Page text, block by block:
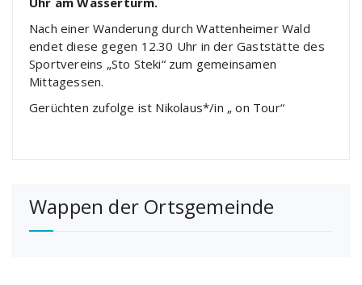
Nach einer Wanderung durch Wattenheimer Wald
endet diese gegen 12.30 Uhr in der Gaststätte des
Sportvereins „Sto Steki“ zum gemeinsamen
Mittagessen.
Gerüchten zufolge ist Nikolaus*/in „ on Tour“
Wappen der Ortsgemeinde